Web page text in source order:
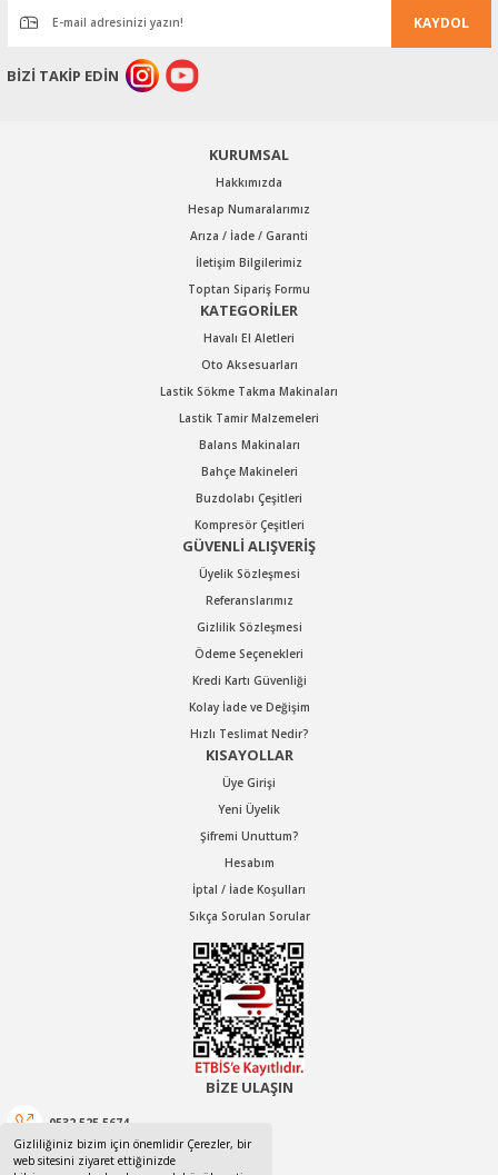
Gizliliğiniz bizim için önemlidir Çerezler, bir
web sitesini ziyaret ettiğinizde
Ürün bilgilerinde hatalar bulunuyor.
Ürün fiyatı diğer sitelerden daha pahalı.
Bu ürüne benzer farklı alternatifler olmalı.
Gönder
KAYDOL
BİZİ TAKİP EDİN
KURUMSAL
Hakkımızda
Hesap Numaralarımız
Arıza / İade / Garanti
İletişim Bilgilerimiz
Toptan Sipariş Formu
KATEGORİLER
Havalı El Aletleri
Oto Aksesuarları
Lastik Sökme Takma Makinaları
Lastik Tamir Malzemeleri
Balans Makinaları
Bahçe Makineleri
Buzdolabı Çeşitleri
Kompresör Çeşitleri
GÜVENLİ ALIŞVERİŞ
Üyelik Sözleşmesi
Referanslarımız
Gizlilik Sözleşmesi
Ödeme Seçenekleri
Kredi Kartı Güvenliği
Kolay İade ve Değişim
Hızlı Teslimat Nedir?
KISAYOLLAR
Üye Girişi
Yeni Üyelik
Şifremi Unuttum?
Hesabım
İptal / İade Koşulları
Sıkça Sorulan Sorular
BİZE ULAŞIN
0532 525 5674
0532 525 5674